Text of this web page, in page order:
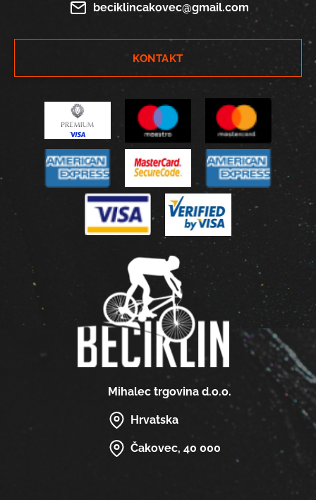
Mihalec trgovina d.o.o.
Hrvatska
Čakovec, 40 000
beciklincakovec@gmail.com
KONTAKT